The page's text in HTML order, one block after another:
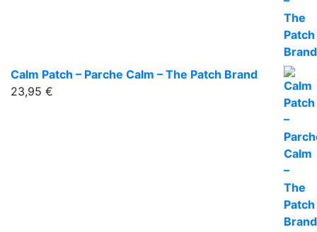
Calm Patch – Parche Calm – The Patch Brand
23,95 €